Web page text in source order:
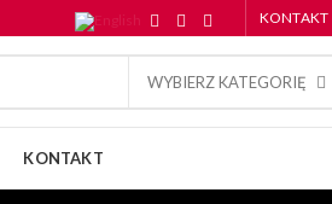
KONTAKT
WYBIERZ KATEGORIĘ
KONTAKT